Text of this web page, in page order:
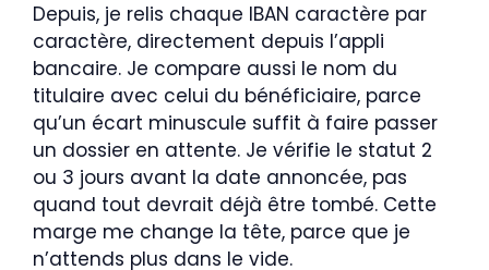
Depuis, je relis chaque IBAN caractère par
caractère, directement depuis l’appli
bancaire. Je compare aussi le nom du
titulaire avec celui du bénéficiaire, parce
qu’un écart minuscule suffit à faire passer
un dossier en attente. Je vérifie le statut 2
ou 3 jours avant la date annoncée, pas
quand tout devrait déjà être tombé. Cette
marge me change la tête, parce que je
n’attends plus dans le vide.